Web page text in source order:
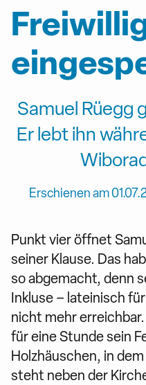
Samuel Rüegg
Er lebt ihn
Erschienen am
Punkt vier öffnet
seiner Klause. Das
so abgemacht, denn
Inkluse – lateinisch
nicht mehr
für eine Stunde sein
Holzhäuschen, in
steht neben der